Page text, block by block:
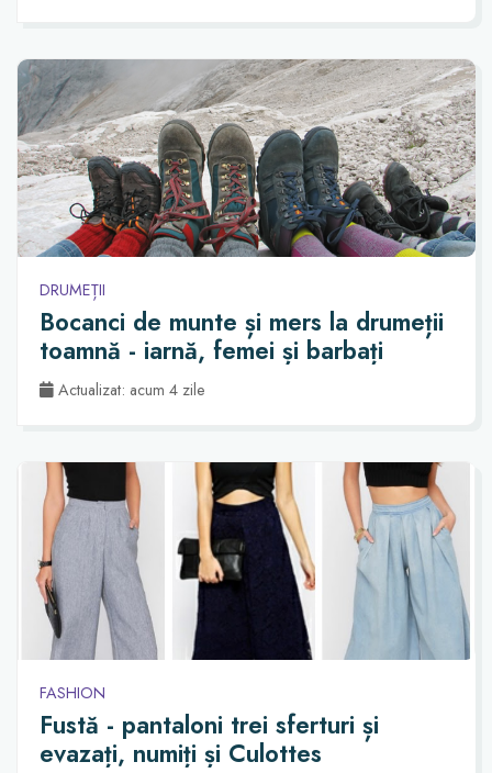
DRUMEȚII
Bocanci de munte și mers la drumeții
toamnă - iarnă, femei și barbați
Actualizat: acum 4 zile
FASHION
Fustă - pantaloni trei sferturi și
evazați, numiți și Culottes